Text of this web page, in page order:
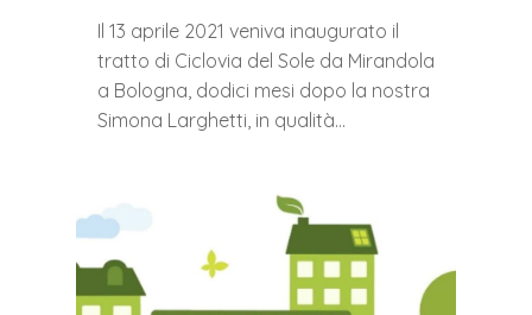
Il 13 aprile 2021 veniva inaugurato il
tratto di Ciclovia del Sole da Mirandola
a Bologna, dodici mesi dopo la nostra
Simona Larghetti, in qualità…